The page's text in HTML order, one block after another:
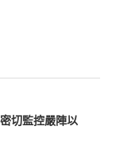
切監控嚴陣以